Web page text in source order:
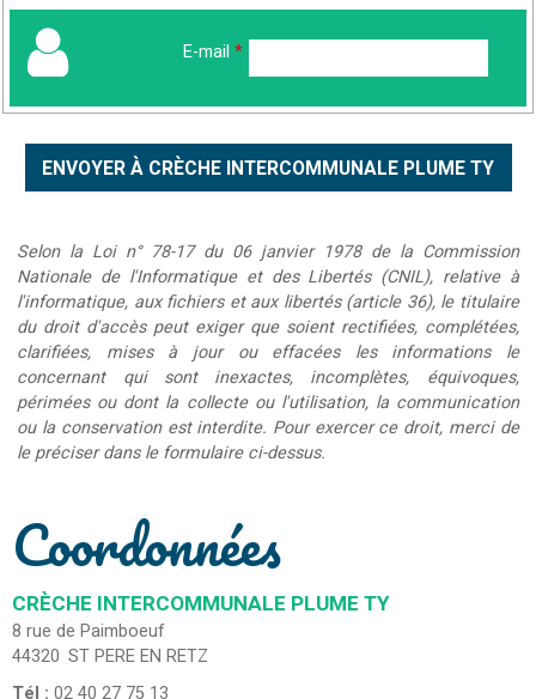
E-mail *
Selon la Loi n° 78-17 du 06 janvier 1978 de la Commission
Nationale de l'Informatique et des Libertés (CNIL), relative à
l'informatique, aux fichiers et aux libertés (article 36), le titulaire
du droit d'accès peut exiger que soient rectifiées, complétées,
clarifiées, mises à jour ou effacées les informations le
concernant qui sont inexactes, incomplètes, équivoques,
périmées ou dont la collecte ou l'utilisation, la communication
ou la conservation est interdite. Pour exercer ce droit, merci de
le préciser dans le formulaire ci-dessus.
Coordonnées
CRÈCHE INTERCOMMUNALE PLUME TY
8 rue de Paimboeuf
44320 ST PERE EN RETZ
Tél : 02 40 27 75 13